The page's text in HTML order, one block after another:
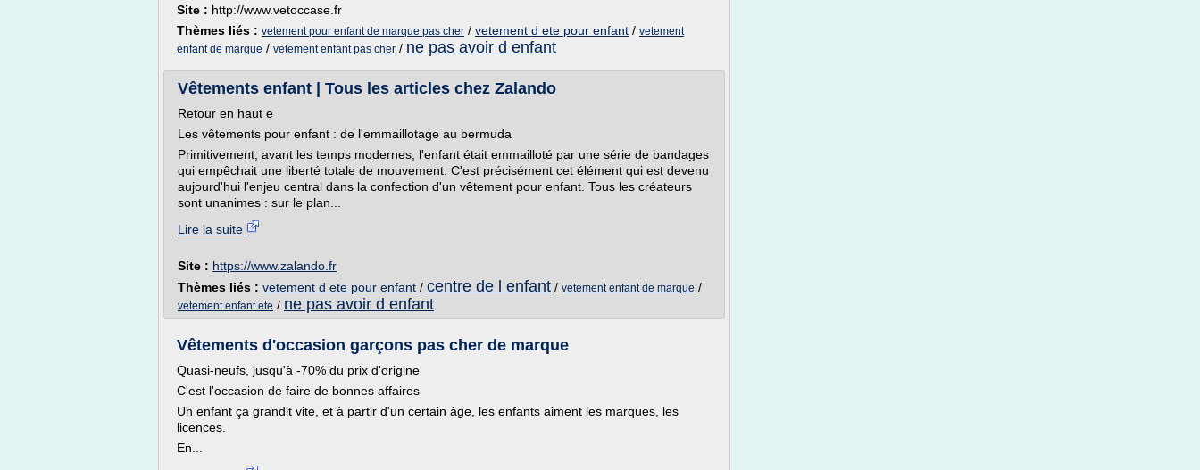
Site : http://www.vetoccase.fr
Thèmes liés : vetement pour enfant de marque pas cher / vetement d ete pour enfant / vetement
enfant de marque / vetement enfant pas cher / ne pas avoir d enfant
Vêtements enfant | Tous les articles chez Zalando
Retour en haut e
Les vêtements pour enfant : de l'emmaillotage au bermuda
Primitivement, avant les temps modernes, l'enfant était emmailloté par une série de bandages
qui empêchait une liberté totale de mouvement. C'est précisément cet élément qui est devenu
aujourd'hui l'enjeu central dans la confection d'un vêtement pour enfant. Tous les créateurs
sont unanimes : sur le plan...
Lire la suite
Site : https://www.zalando.fr
Thèmes liés : vetement d ete pour enfant / centre de l enfant / vetement enfant de marque /
vetement enfant ete / ne pas avoir d enfant
Vêtements d'occasion garçons pas cher de marque
Quasi-neufs, jusqu'à -70% du prix d'origine
C'est l'occasion de faire de bonnes affaires
Un enfant ça grandit vite, et à partir d'un certain âge, les enfants aiment les marques, les
licences.
En...